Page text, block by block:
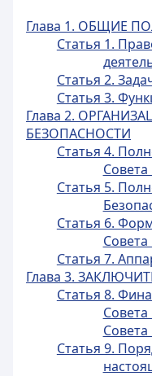
Глава 1. ОБЩИЕ
Статья 1.
Статья 2.
Статья 3.
Глава 2.
БЕЗОПАСНОСТИ
Статья 4.
Совета
Статья 5.
Статья 6.
Совета
Статья 7.
Глава 3.
Статья 8.
Совета
Статья 9.